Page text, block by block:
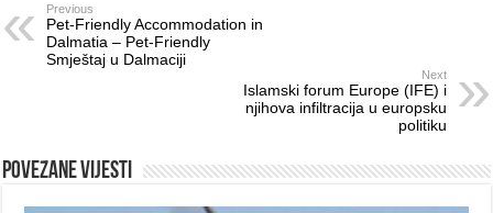
Previous
Pet-Friendly Accommodation in
Dalmatia – Pet-Friendly
Smještaj u Dalmaciji
Next
Islamski forum Europe (IFE) i
njihova infiltracija u europsku
politiku
Povezane vijesti